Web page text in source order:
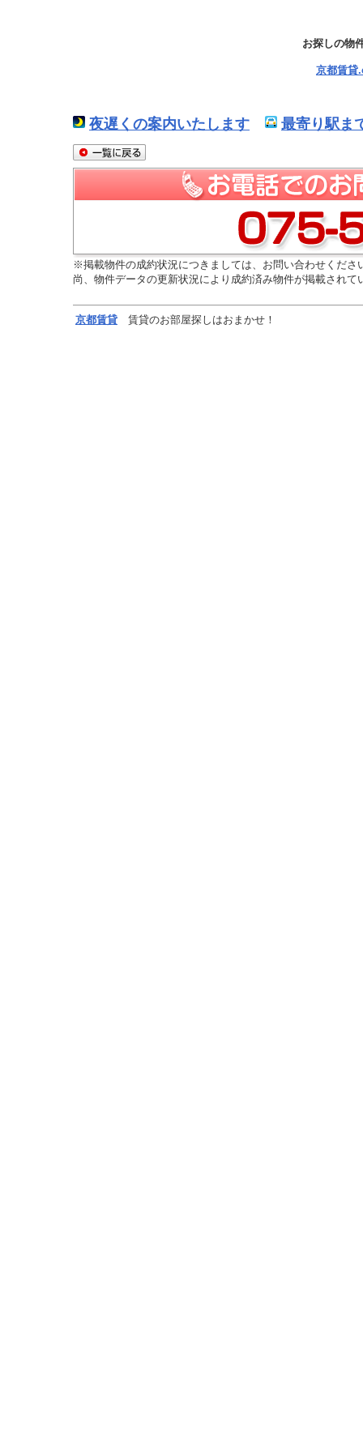
お探しの物
京都賃貸
夜遅くの案内いたします 最寄り駅ま
※掲載物件の成約状況につきましては、お問い合わせくださ
尚、物件データの更新状況により成約済み物件が掲載され
京都賃貸 賃貸のお部屋探しはおまかせ！